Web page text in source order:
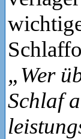
„Wer
Schlaf